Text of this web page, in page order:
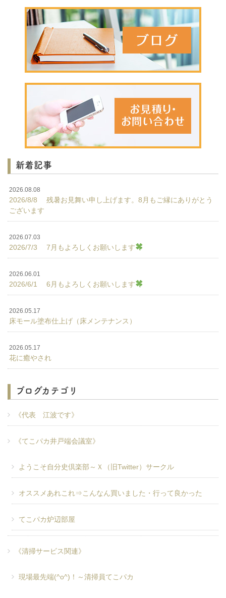
新着記事
2026.08.08
2026/8/8 残暑お見舞い申し上げます。8月もご縁にありがとう
ございます
2026.07.03
2026/7/3 7月もよろしくお願いします
2026.06.01
2026/6/1 6月もよろしくお願いします
2026.05.17
床モール塗布仕上げ（床メンテナンス）
2026.05.17
花に癒やされ
ブログカテゴリ
《代表 江波です》
《てこパカ井戸端会議室》
ようこそ自分史倶楽部～Ｘ（旧Twitter）サークル
オススメあれこれ⇒こんなん買いました・行って良かった
てこパカ炉辺部屋
《清掃サービス関連》
現場最先端(^o^)！～清掃員てこパカ